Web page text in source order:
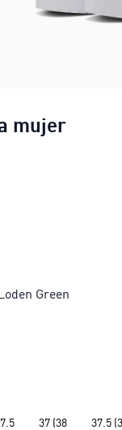
mujer
Mix para mujer
para mujer
Green
37 (38
37.5